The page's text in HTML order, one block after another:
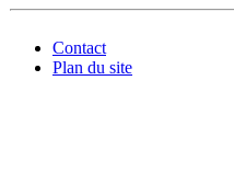
Contact
Plan du site